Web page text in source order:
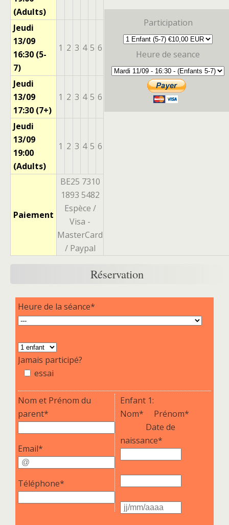
Participation
Heure de seance
(Adults)
Jeudi
13/09
16:30 (5-
7)
1 2 3 4 5 6
Jeudi
13/09
17:30 (7+)
1 2 3 4 5 6
Jeudi
13/09
19:00
(Adults)
1 2 3 4 5 6
Paiement
BE25 7310
1893 5482
Espèce /
Visa -
MasterCard
/ Paypal
Réservation
Heure de la séance*
Jamais participé?
essai
Nom et Prénom du
parent*
Email*
Téléphone*
Enfant 1:
Nom*
Prénom*
Date de
naissance*